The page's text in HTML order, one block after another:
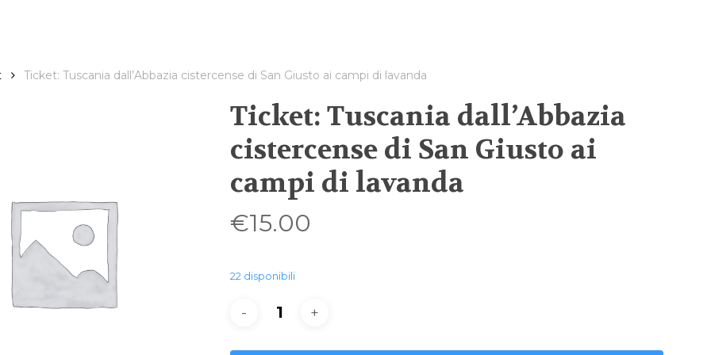
Ticket: Tuscania dall’Abbazia cistercense di San Giusto ai campi di lavanda
Ticket: Tuscania dall’Abbazia
cistercense di San Giusto ai
campi di lavanda
€15.00
22 disponibili